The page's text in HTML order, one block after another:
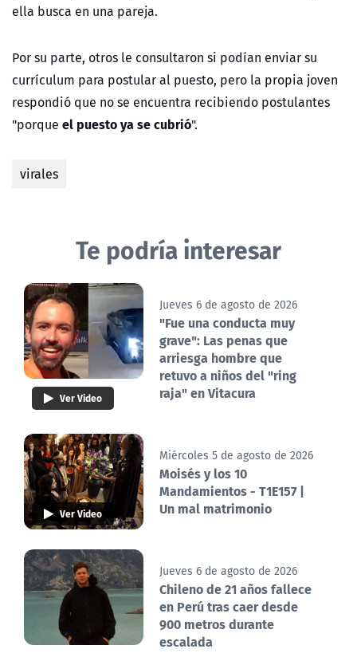
ella busca en una pareja.
Por su parte, otros le consultaron si podían enviar su
currículum para postular al puesto, pero la propia joven
respondió que no se encuentra recibiendo postulantes
"porque el puesto ya se cubrió".
virales
Te podría interesar
Ver Video
Jueves 6 de agosto de 2026
"Fue una conducta muy
grave": Las penas que
arriesga hombre que
retuvo a niños del "ring
raja" en Vitacura
Ver Video
Miércoles 5 de agosto de 2026
Moisés y los 10
Mandamientos - T1E157 |
Un mal matrimonio
Jueves 6 de agosto de 2026
Chileno de 21 años fallece
en Perú tras caer desde
900 metros durante
escalada